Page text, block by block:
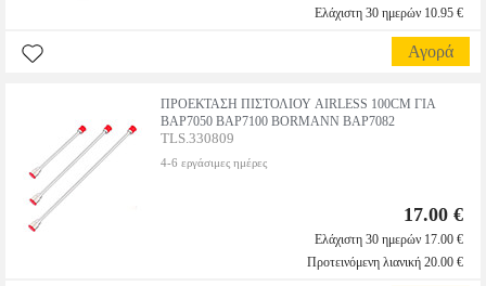
Ελάχιστη 30 ημερών 10.95 €
Αγορά
ΠΡΟΕΚΤΑΣΗ ΠΙΣΤΟΛΙΟΥ AIRLESS 100CM ΓΙΑ
BAP7050 BAP7100 BORMANN BAP7082
TLS.330809
4-6 εργάσιμες ημέρες
17.00 €
Ελάχιστη 30 ημερών 17.00 €
Προτεινόμενη λιανική 20.00 €